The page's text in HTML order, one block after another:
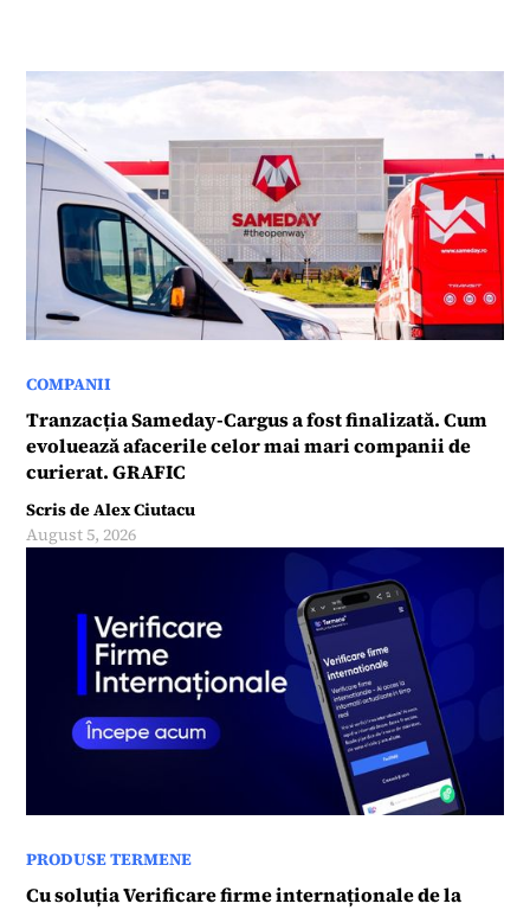
COMPANII
Tranzacția Sameday-Cargus a fost finalizată. Cum
evoluează afacerile celor mai mari companii de
curierat. GRAFIC
Scris deAlex Ciutacu
August 5, 2026
PRODUSE TERMENE
Cu soluția Verificare firme internaționale de la